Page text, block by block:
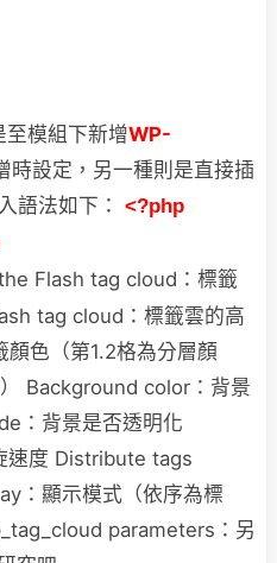
模組下新增WP-
時設定， 另一種則是直接插
語法如下：
<?php
Flash tag cloud：標籤
tag cloud：標籤雲的高
色（第1.2格為分層顏
Background color：背景
：背景是否透明化
速度 Distribute tags
：顯示模式（依序為標
parameters：另